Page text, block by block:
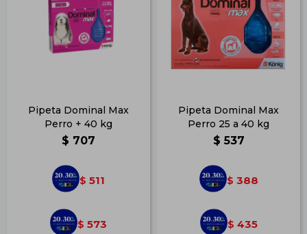
Pipeta Dominal Max
Perro + 40 kg
$ 707
$ 511
$ 573
Pipeta Dominal Max
Perro 25 a 40 kg
$ 537
$ 388
$ 435